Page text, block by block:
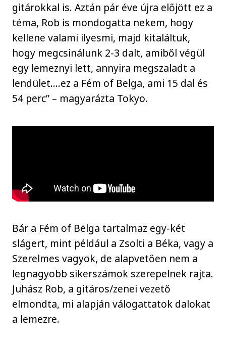
gitárokkal is. Aztán pár éve újra előjött ez a
téma, Rob is mondogatta nekem, hogy
kellene valami ilyesmi, majd kitaláltuk,
hogy megcsinálunk 2-3 dalt, amiből végül
egy lemeznyi lett, annyira megszaladt a
lendület….ez a Fém of Belga, ami 15 dal és
54 perc” – magyarázta Tokyo.
Bár a Fém of Bëlga tartalmaz egy-két
slágert, mint például a Zsolti a Béka, vagy a
Szerelmes vagyok, de alapvetően nem a
legnagyobb sikerszámok szerepelnek rajta.
Juhász Rob, a gitáros/zenei vezető
elmondta, mi alapján válogattatok dalokat
a lemezre.